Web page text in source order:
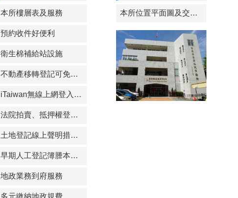
本所樓層表及服務
預約收件好便利
衛生棉補給站設施
不動產移轉登記可免附紙本稅單
iTaiwan無線上網登入方式於點選同意使用條款後即可上網
法院拍賣、抵押權登記可跨縣市受理
土地登記線上聲明措施，免當事人親自到場核對身分
早期人工登記簿謄本全面電子化 開放跨縣市臨櫃申請
地政業務到府服務
多元繳納地政規費
本所位置平面圖及交通路線